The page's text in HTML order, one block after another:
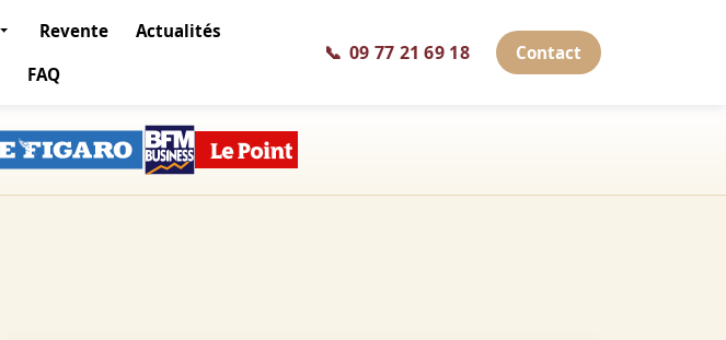
Revente
Actualités
FAQ
📞 09 77 21 69 18 Contact